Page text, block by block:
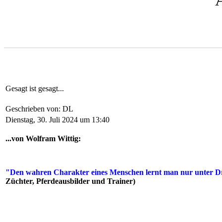
Gesagt ist gesagt...
Geschrieben von: DL
Dienstag, 30. Juli 2024 um 13:40
...von Wolfram Wittig:
"Den wahren Charakter eines Menschen lernt man nur unter
Züchter, Pferdeausbilder und Trainer)